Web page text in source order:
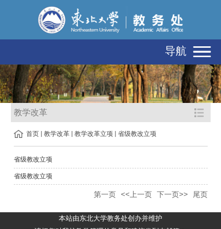
导航
教学改革
首页 教学改革 教学改革立项 省级教改立项
省级教改立项
省级教改立项
第一页 <<上一页 下一页>> 尾页
本站由东北大学教务处创办并维护